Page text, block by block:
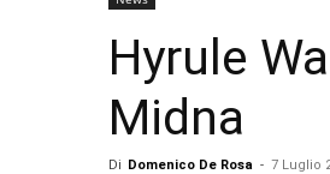
Hyrule
Midna
Di Domenico De Rosa - 7 Luglio